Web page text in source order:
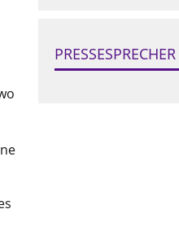
PRESSESPRECHER